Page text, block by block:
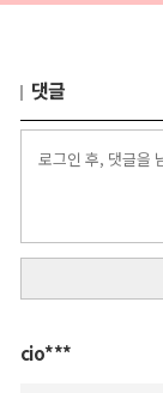
댓글
cio***